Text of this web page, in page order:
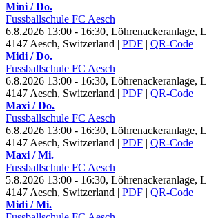
Mini / Do.
Fussballschule FC Aesch
6.8.2026 13:00 - 16:30, Löhrenackeranlage,
4147 Aesch, Switzerland | PDF | QR-Code
Midi / Do.
Fussballschule FC Aesch
6.8.2026 13:00 - 16:30, Löhrenackeranlage,
4147 Aesch, Switzerland | PDF | QR-Code
Maxi / Do.
Fussballschule FC Aesch
6.8.2026 13:00 - 16:30, Löhrenackeranlage,
4147 Aesch, Switzerland | PDF | QR-Code
Maxi / Mi.
Fussballschule FC Aesch
5.8.2026 13:00 - 16:30, Löhrenackeranlage,
4147 Aesch, Switzerland | PDF | QR-Code
Midi / Mi.